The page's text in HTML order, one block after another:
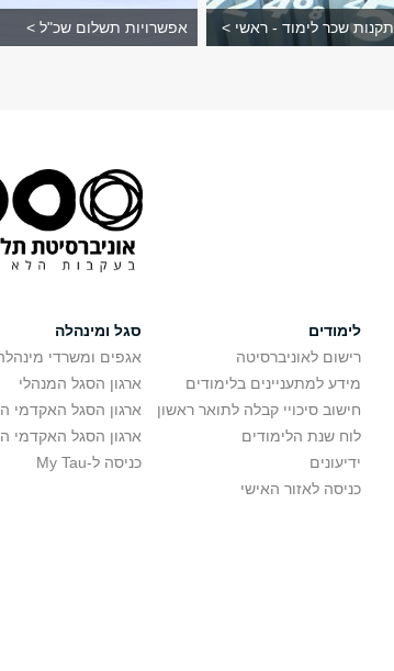
תקנות שכר לימוד - ראשי > אפשרויות תשלום שכ"ל >
לימודים
רישום לאוניברסיטה
מידע למתעניינים בלימודים
חישוב סיכויי קבלה לתואר ראשון
לוח שנת הלימודים
ידיעונים
כניסה לאזור האישי
סגל ומינהלה
אגפים ומשרדי
ארגון הסגל המנהלי
ארגון הסגל האקדמי
ארגון הסגל האקדמי
כניסה ל-My Tau